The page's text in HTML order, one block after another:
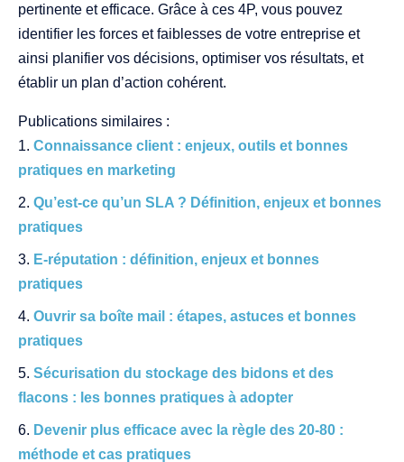
pertinente et efficace. Grâce à ces 4P, vous pouvez
identifier les forces et faiblesses de votre entreprise et
ainsi planifier vos décisions, optimiser vos résultats, et
établir un plan d’action cohérent.
Publications similaires :
Connaissance client : enjeux, outils et bonnes
pratiques en marketing
Qu’est-ce qu’un SLA ? Définition, enjeux et bonnes
pratiques
E-réputation : définition, enjeux et bonnes
pratiques
Ouvrir sa boîte mail : étapes, astuces et bonnes
pratiques
Sécurisation du stockage des bidons et des
flacons : les bonnes pratiques à adopter
Devenir plus efficace avec la règle des 20-80 :
méthode et cas pratiques